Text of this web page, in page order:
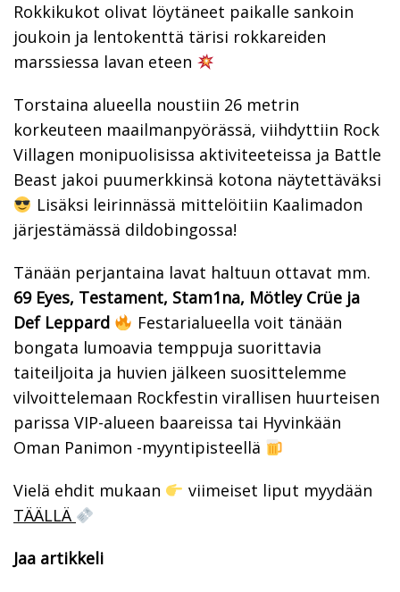
Rokkikukot olivat löytäneet paikalle sankoin
joukoin ja lentokenttä tärisi rokkareiden
marssiessa lavan eteen
Torstaina alueella noustiin 26 metrin
korkeuteen maailmanpyörässä, viihdyttiin Rock
Villagen monipuolisissa aktiviteeteissa ja Battle
Beast jakoi puumerkkinsä kotona näytettäväksi
Lisäksi leirinnässä mittelöitiin Kaalimadon
järjestämässä dildobingossa!
Tänään perjantaina lavat haltuun ottavat mm.
69 Eyes, Testament, Stam1na, Mötley Crüe ja
Def Leppard
Festarialueella voit tänään
bongata lumoavia temppuja suorittavia
taiteiljoita ja huvien jälkeen suosittelemme
vilvoittelemaan Rockfestin virallisen huurteisen
parissa VIP-alueen baareissa tai Hyvinkään
Oman Panimon -myyntipisteellä
Vielä ehdit mukaan
viimeiset liput myydään
TÄÄLLÄ
Jaa artikkeli